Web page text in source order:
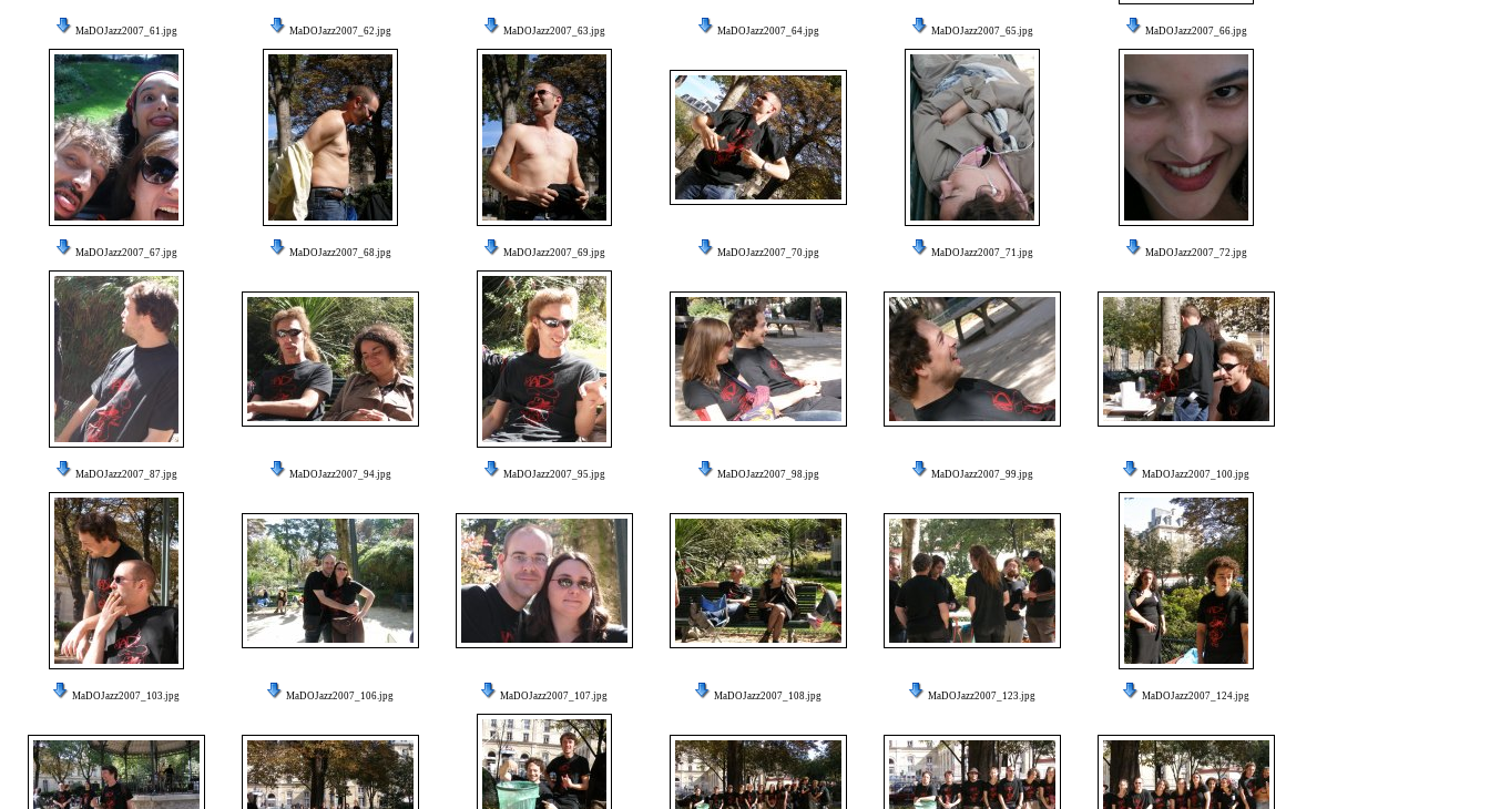
MaDOJazz2007_61.jpg MaDOJazz2007_62.jpg MaDOJazz2007_63.jpg MaDOJazz2007_64.jpg MaDOJazz2007_65.jpg MaDOJazz2007_66.jpg
MaDOJazz2007_67.jpg MaDOJazz2007_68.jpg MaDOJazz2007_69.jpg MaDOJazz2007_70.jpg MaDOJazz2007_71.jpg MaDOJazz2007_72.jpg
MaDOJazz2007_87.jpg MaDOJazz2007_94.jpg MaDOJazz2007_95.jpg MaDOJazz2007_98.jpg MaDOJazz2007_99.jpg MaDOJazz2007_100.jpg
MaDOJazz2007_103.jpg MaDOJazz2007_106.jpg MaDOJazz2007_107.jpg MaDOJazz2007_108.jpg MaDOJazz2007_123.jpg MaDOJazz2007_124.jpg